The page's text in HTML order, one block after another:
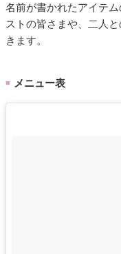
名前が書かれたアイテ
ストの皆さまや、二人
きます。
■ メニュー表